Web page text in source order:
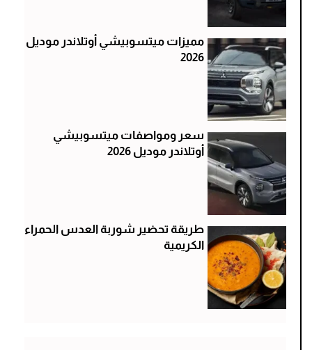
مميزات ميتسوبيشي أوتلاندر موديل
2026
سعر ومواصفات ميتسوبيشي
أوتلاندر موديل 2026
طريقة تحضير شوربة العدس الحمراء
الكريمية